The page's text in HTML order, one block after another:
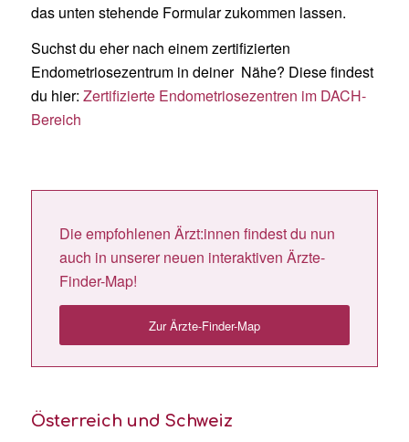
das unten stehende Formular zukommen lassen.
Suchst du eher nach einem zertifizierten
Endometriosezentrum in deiner Nähe? Diese findest
du hier: Zertifizierte Endometriosezentren im DACH-
Bereich
Die empfohlenen Ärzt:innen findest du nun
auch in unserer neuen interaktiven Ärzte-
Finder-Map!
Zur Ärzte-Finder-Map
Österreich und Schweiz